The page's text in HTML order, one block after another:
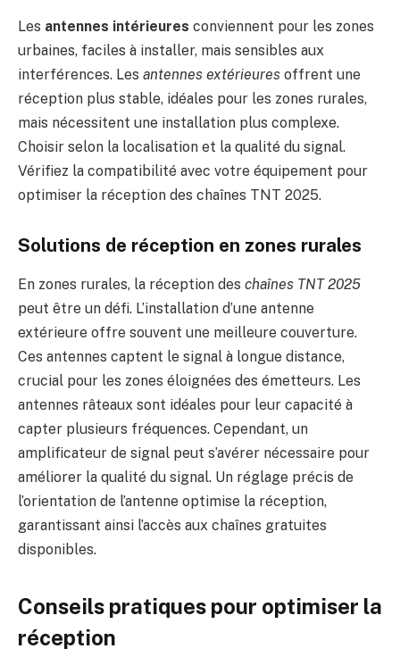
Les antennes intérieures conviennent pour les zones
urbaines, faciles à installer, mais sensibles aux
interférences. Les antennes extérieures offrent une
réception plus stable, idéales pour les zones rurales,
mais nécessitent une installation plus complexe.
Choisir selon la localisation et la qualité du signal.
Vérifiez la compatibilité avec votre équipement pour
optimiser la réception des chaînes TNT 2025.
Solutions de réception en zones rurales
En zones rurales, la réception des chaînes TNT 2025
peut être un défi. L’installation d’une antenne
extérieure offre souvent une meilleure couverture.
Ces antennes captent le signal à longue distance,
crucial pour les zones éloignées des émetteurs. Les
antennes râteaux sont idéales pour leur capacité à
capter plusieurs fréquences. Cependant, un
amplificateur de signal peut s’avérer nécessaire pour
améliorer la qualité du signal. Un réglage précis de
l’orientation de l’antenne optimise la réception,
garantissant ainsi l’accès aux chaînes gratuites
disponibles.
Conseils pratiques pour optimiser la
réception